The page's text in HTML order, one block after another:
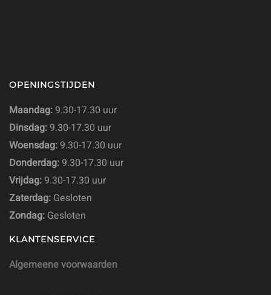
OPENINGSTIJDEN
Maandag: 9.30-17.30 uur
Dinsdag: 9.30-17.30 uur
Woensdag: 9.30-17.30 uur
Donderdag: 9.30-17.30 uur
Vrijdag: 9.30-17.30 uur
Zaterdag: Gesloten
Zondag: Gesloten
KLANTENSERVICE
Algemeene voorwaarden